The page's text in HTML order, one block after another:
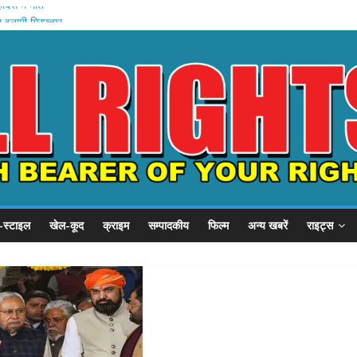
में मौत
गिरफ्तार
का हल्ला बोल
जीवन
खेल-कूद क्राइम सम्पादकीय फिल्म अन्य खबरें राइट्स